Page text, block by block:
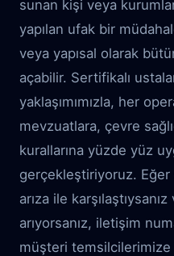
sunan kişi veya
yapılan ufak bir
veya yapısal olarak
açabilir. Sertifikalı
yaklaşımımızla, her
mevzuatlara, çevre
kurallarına yüzde yüz
gerçekleştiriyoruz.
arıza ile
arıyorsanız, iletişim
müşteri